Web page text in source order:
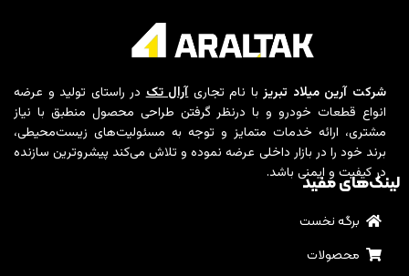
شرکت آرین میلاد تبریزبا نام تجاریآرال تکدر راستای تولید و عرضه
انواع قطعات خودرو و با درنظر گرفتن طراحی محصول منطبق با نیاز
مشتری، ارائه خدمات متمایز و توجه به مسئولیت‌های زیست‌محیطی،
برند خود را در بازار داخلی عرضه نموده و تلاش می‌کند پیشروترین سازنده
در کیفیت و ایمنی باشد.
لینک‌های مفید
برگه نخست
محصولات